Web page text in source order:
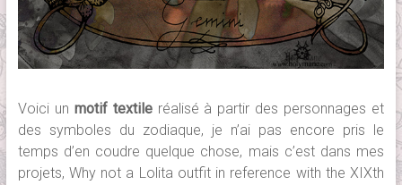
Voici un motif textileréalisé à partir des personnages et
des symboles du zodiaque, je n’ai pas encore pris le
temps d’en coudre quelque chose, mais c’est dans mes
projets, Why not a Lolita outfit in reference with the XIXth